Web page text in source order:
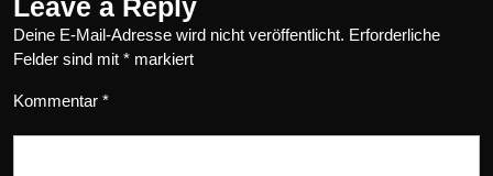
Leave a Reply
Deine E-Mail-Adresse wird nicht veröffentlicht. Erforderliche
Felder sind mit * markiert
Kommentar *